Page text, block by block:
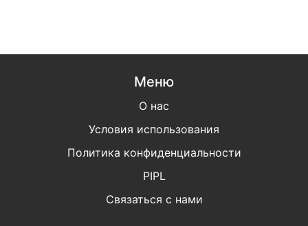
Меню
О нас
Условия использования
Политика конфиденциальности
PIPL
Связаться с нами